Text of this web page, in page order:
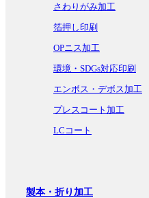
さわりがみ加工
箔押し印刷
OPニス加工
環境・SDGs対応印刷
エンボス・デボス加工
プレスコート加工
LCコート
製本・折り加工